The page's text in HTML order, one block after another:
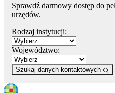
Sprawdź darmowy dostęp do
urzędów.
Rodzaj instytucji:
Województwo:
Szukaj danych kontaktowych